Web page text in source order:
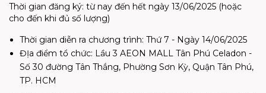
Thời gian đăng ký: từ nay đến hết ngày 13/06/2025 (hoặc
cho đến khi đủ số lượng)
Thời gian diễn ra chương trình: Thứ 7 - Ngày 14/06/2025
ĐỊa điểm tổ chức: Lầu 3 AEON MALL Tân Phú Celadon -
Số 30 đường Tân Thắng, Phường Sơn Kỳ, Quận Tân Phú,
TP. HCM